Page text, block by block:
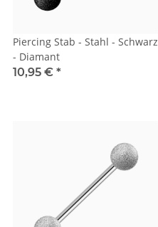
Piercing Stab - Stahl - Schwarz
- Diamant
10,95 € *